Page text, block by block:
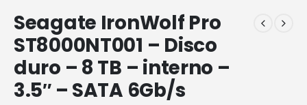
Seagate IronWolf Pro
ST8000NT001 – Disco
duro – 8 TB – interno –
3.5″ – SATA 6Gb/s